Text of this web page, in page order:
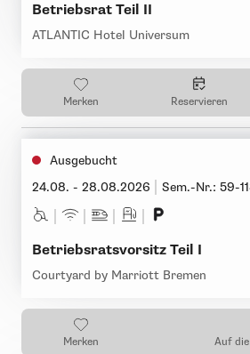
Betriebsrat Teil II
ATLANTIC Hotel Universum
Merken Reservieren
Ausgebucht
24.08. - 28.08.2026
Sem.-Nr.: 59-
Betriebsratsvorsitz Teil I
Courtyard by Marriott Bremen
Merken Auf